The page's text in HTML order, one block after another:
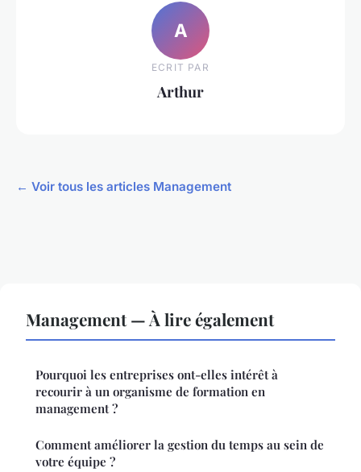
A
ECRIT PAR
Arthur
← Voir tous les articles Management
Management — À lire également
Pourquoi les entreprises ont-elles intérêt à
recourir à un organisme de formation en
management ?
Comment améliorer la gestion du temps au sein de
votre équipe ?